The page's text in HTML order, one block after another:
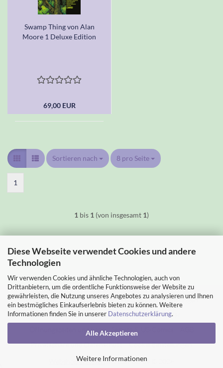
Diese Webseite verwendet Cookies und andere
Technologien
Wir verwenden Cookies und ähnliche Technologien, auch von
Drittanbietern, um die ordentliche Funktionsweise der Website zu
gewährleisten, die Nutzung unseres Angebotes zu analysieren und Ihnen
ein bestmögliches Einkaufserlebnis bieten zu können. Weitere
Informationen finden Sie in unserer Datenschutzerklärung.
Alle Akzeptieren
Weitere Informationen
Swamp Thing von Alan
Moore 1 Deluxe Edition
69,00 EUR
Sortieren nach
Sortieren nach 8 pro Seite
pro Seite
1
1 bis 1 (von insgesamt 1)
Impressum Kontakt
Versand- & Zahlungsbedingungen
Widerrufsrecht & Muster-Widerrufsformular
Öffnungszeiten und Lage
Service & US-Comics
Privatsphäre und Datenschutz
Cookie Einstellungen
Webshop erstellenmit Gambio.de © 2026